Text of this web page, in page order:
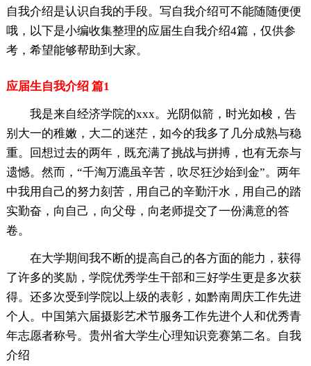
自我介绍是认识自我的手段。写自我介绍可不能随随便便
哦，以下是小编收集整理的应届生自我介绍4篇，仅供参
考，希望能够帮助到大家。
应届生自我介绍 篇1
我是来自经济学院的xxx。光阴似箭，时光如梭，告
别大一的稚嫩，大二的迷茫，如今的我多了几分成熟与稳
重。回想过去的两年，既充满了挑战与拼搏，也有无奈与
遗憾。然而，“千淘万漉虽辛苦，吹尽狂沙始到金”。两年
中我用自己的努力刻苦，用自己的辛勤汗水，用自己的踏
实勤奋，向自己，向父母，向老师提交了一份满意的答
卷。
在大学期间我不断的提高自己的各方面的能力，获得
了许多的奖励，学院优秀学生干部和三好学生更是多次获
得。还多次受到学院以上级的表彰，如黔南周庆工作先进
个人。中国第六届摄影艺术节服务工作先进个人和优秀青
年志愿者称号。贵州省大学生心理知识竞赛第二名。自我
介绍